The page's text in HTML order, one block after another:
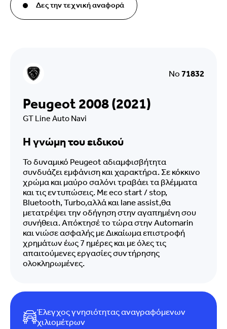
Δες την τεχνική αναφορά
No 71832
Peugeot 2008 (2021)
GT Line Auto Navi
Η γνώμη του ειδικού
Το δυναμικό Peugeot αδιαμφισβήτητα
συνδυάζει εμφάνιση και χαρακτήρα. Σε κόκκινο
χρώμα και μαύρο σαλόνι τραβάει τα βλέμματα
και τις εντυπώσεις. Με eco start / stop,
Bluetooth, Turbo,αλλά και lane assist,θα
μετατρέψει την οδήγηση στην αγαπημένη σου
συνήθεια. Απόκτησέ το τώρα στην Automarin
και νιώσε ασφαλής με Δικαίωμα επιστροφή
χρημάτων έως 7 ημέρες και με όλες τις
απαιτούμενες εργασίες συντήρησης
ολοκληρωμένες.
Έλεγχος γνησιότητας αναγραφόμενων
χιλιομέτρων